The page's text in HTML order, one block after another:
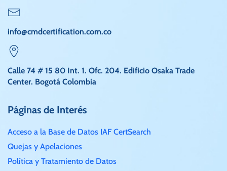
info@cmdcertification.com.co
Calle 74 # 15 80 Int. 1. Ofc. 204. Edificio Osaka Trade
Center. Bogotá Colombia
Páginas de Interés
Acceso a la Base de Datos IAF CertSearch
Quejas y Apelaciones
Política y Tratamiento de Datos